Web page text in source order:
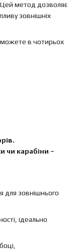
Цей метод дозволяє
зовнішніх
можете в чотирьох
чи карабіни –
для зовнішнього
ідеально